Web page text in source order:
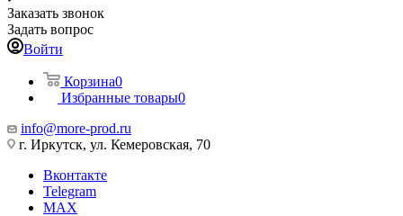
Заказать звонок
Задать вопрос
Войти
Корзина0
Избранные товары0
info@more-prod.ru
г. Иркутск, ул. Кемеровская, 70
Вконтакте
Telegram
MAX